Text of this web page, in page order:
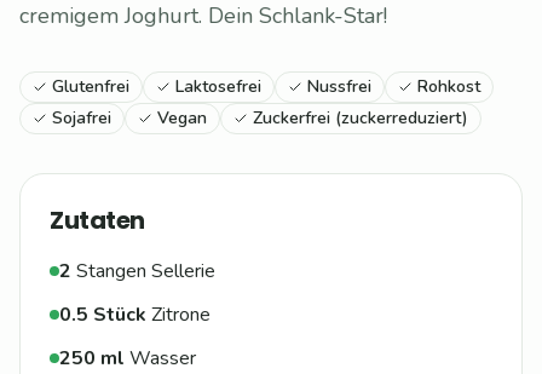
cremigem Joghurt. Dein Schlank-Star!
Glutenfrei Laktosefrei Nussfrei
Rohkost
Sojafrei
Vegan Zuckerfrei (zuckerreduziert)
Zutaten
2 Stangen Sellerie
0.5 Stück Zitrone
250 ml Wasser